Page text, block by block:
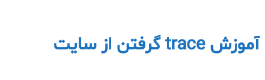
آموزش trace گرفتن از سایت